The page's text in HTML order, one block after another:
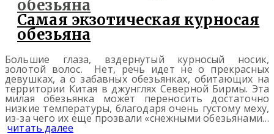
Самая экзотическая курносая
обезьяна
Большие глаза, вздернутый курносый носик,
золотой волос. Нет, речь идет не о прекрасных
девушках, а о забавных обезьянках, обитающих на
территории Китая в джунглях Северной Бирмы. Эта
милая обезьянка может переносить достаточно
низкие температуры, благодаря очень густому меху,
из-за чего их еще прозвали «снежными обезьянами…
читать далее